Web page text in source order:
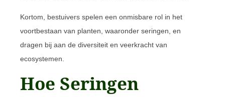
Kortom, bestuivers spelen een onmisbare rol in het
voortbestaan van planten, waaronder seringen, en
dragen bij aan de diversiteit en veerkracht van
ecosystemen.
Hoe Seringen